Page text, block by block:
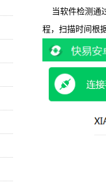
当软件检测通
程，扫描时间根